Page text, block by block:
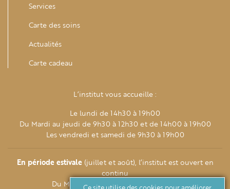
Services
Carte des soins
Actualités
Carte cadeau
L’institut vous accueille :
Le lundi de 14h30 à 19h00
Du Mardi au jeudi de 9h30 à 12h30 et de 14h00 à 19h00
Les vendredi et samedi de 9h30 à 19h00
En période estivale(juillet et août), l’institut est ouvert en
continu
Du Mardi au samedi de 9h30 à 19h00